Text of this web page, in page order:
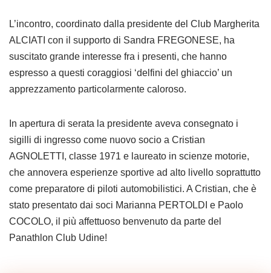
L’incontro, coordinato dalla presidente del Club Margherita
ALCIATI con il supporto di Sandra FREGONESE, ha
suscitato grande interesse fra i presenti, che hanno
espresso a questi coraggiosi ‘delfini del ghiaccio’ un
apprezzamento particolarmente caloroso.
In apertura di serata la presidente aveva consegnato i
sigilli di ingresso come nuovo socio a Cristian
AGNOLETTI, classe 1971 e laureato in scienze motorie,
che annovera esperienze sportive ad alto livello soprattutto
come preparatore di piloti automobilistici. A Cristian, che è
stato presentato dai soci Marianna PERTOLDI e Paolo
COCOLO, il più affettuoso benvenuto da parte del
Panathlon Club Udine!